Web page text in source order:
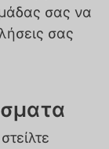
σας να
σας